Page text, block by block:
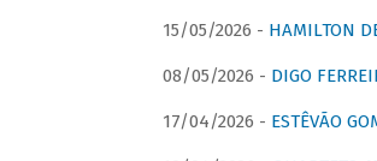
15/05/2026 - HAMILTON
08/05/2026 - DIGO
17/04/2026 - ESTÊVÃO